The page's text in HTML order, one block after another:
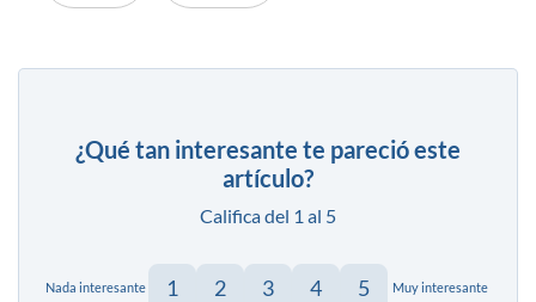
¿Qué tan interesante te pareció este
artículo?
Califica del 1 al 5
Nada interesante 1 2 3 4 5 Muy interesante